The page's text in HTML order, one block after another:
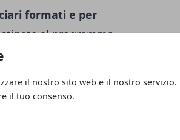
il nostro sito web e il nostro servizio.
il tuo consenso.
formati e per
al programma
capacità di coprire un
modello virtuoso a